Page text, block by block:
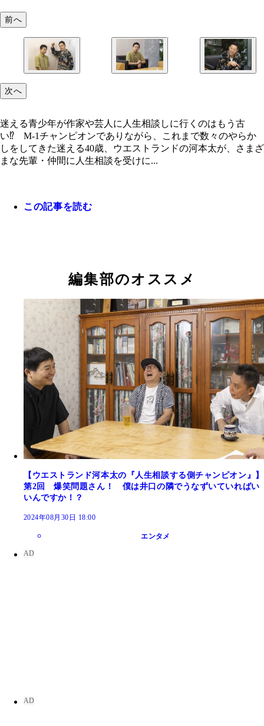
前へ
次へ
迷える青少年が作家や芸人に人生相談しに行くのはもう古
い⁉ M-1チャンピオンでありながら、これまで数々のやらか
しをしてきた迷える40歳、ウエストランドの河本太が、さまざ
まな先輩・仲間に人生相談を受けに...
この記事を読む
編集部のオススメ
【ウエストランド河本太の『人生相談する側チャンピオン』】
第2回 爆笑問題さん！ 僕は井口の隣でうなずいていればい
いんですか！？
2024年08月30日 18:00
エンタメ